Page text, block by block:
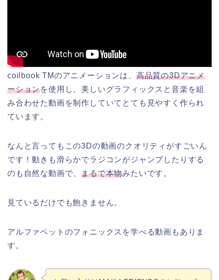
coilbook TMのアニメーションは、 高品質の3Dアニメ
ーションを使用し、美しいグラフィックスと音楽を組
み合わせた動画を制作していてとても見やすく作られ
ています。
なんと言ってもこの3Dの動画のクオリティがすごいん
です！動きも滑らかでラジコンがジャンプしたりする
のも自然な動画で、まるで本物みたいです。
見ているだけでも飽きません。
アルファベットのフォニックスを学べる動画もありま
す。